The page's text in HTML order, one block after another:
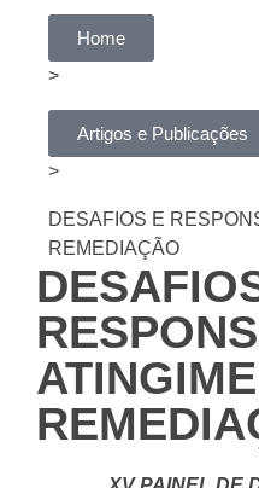
Home
>
Artigos e Publicações
>
DESAFIOS E
REMEDIAÇÃO